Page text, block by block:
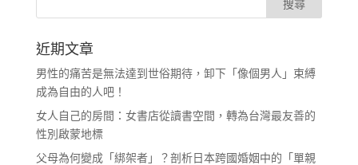
近期文章
男性的痛苦是無法達到世俗期待，卸下「像個男人」束縛
成為自由的人吧！
女人自己的房間：女書店從讀書空間，轉為台灣最友善的
性別啟蒙地標
父母為何變成「綁架者」？剖析日本跨國婚姻中的「單親